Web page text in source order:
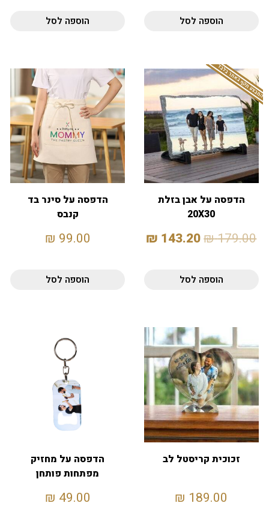
הוספה לסל הוספה לסל
המבצע תקף באתר בלבד
הדפסה על אבן בזלת
20X30
179.00
₪
143.20
₪
הוספה לסל
הדפסה על סינר בד
קנבס
99.00
₪
הוספה לסל
זכוכית קריסטל לב
189.00
₪
הדפסה על מחזיק
מפתחות פותחן
49.00
₪